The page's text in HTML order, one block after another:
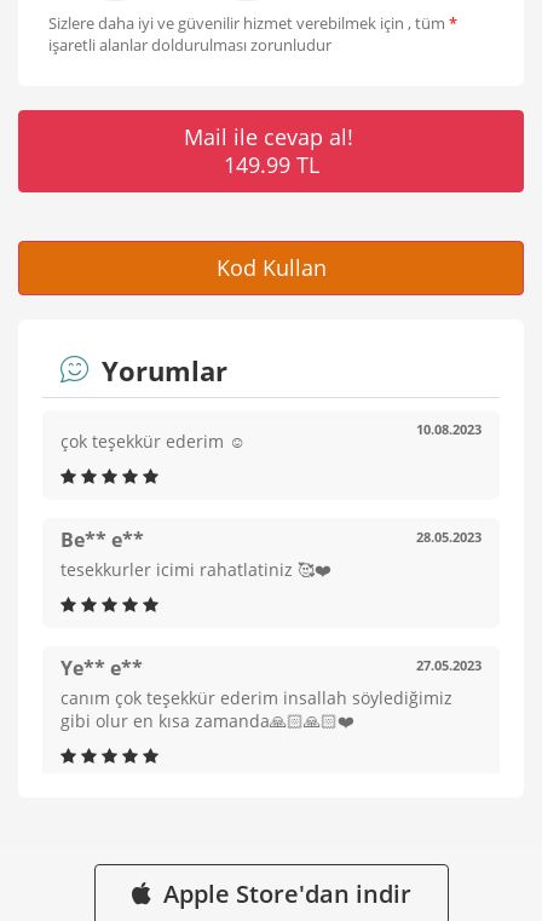
Sizlere daha iyi ve güvenilir hizmet verebilmek için , tüm *
işaretli alanlar doldurulması zorunludur
Mail ile cevap al!
149.99 TL
Kod Kullan
Yorumlar
10.08.2023
çok teşekkür ederim ☺️
Be** e** 28.05.2023
tesekkurler icimi rahatlatiniz 🥰❤️
Ye** e** 27.05.2023
canım çok teşekkür ederim insallah söylediğimiz
gibi olur en kısa zamanda🙏🏻🙏🏻❤️
Apple Store'dan indir